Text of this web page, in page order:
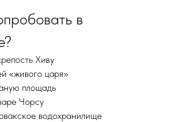
в
Хиву
«живого царя»
площадь
Чорсу
водохранилище